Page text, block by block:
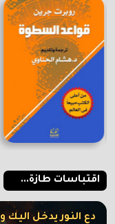
اقتباسات طازة...
دع النور يدخل اليك